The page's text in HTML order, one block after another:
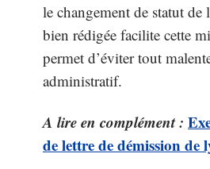
le changement de statut de
bien rédigée facilite cette
permet d’éviter tout
administratif.
A lire en complément :
de lettre de démission de